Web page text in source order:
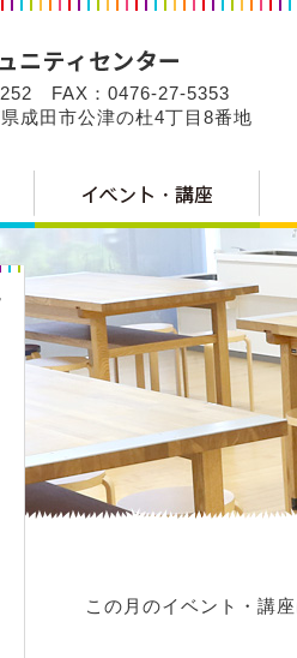
FAX：0476-27-5353
成田市公津の杜4丁目8番地
この月のイベント・講座